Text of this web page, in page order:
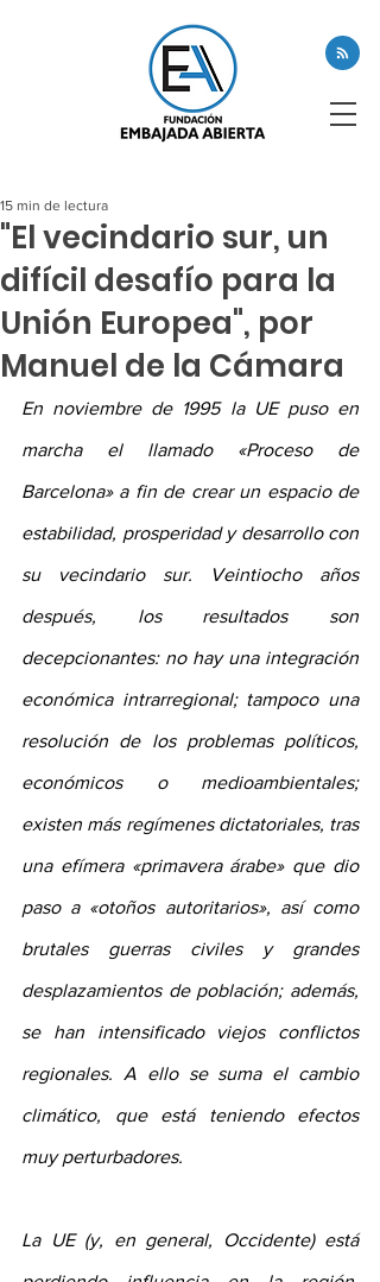
"El vecindario sur, un
difícil desafío para la
Unión Europea", por
Manuel de la Cámara
15 min de lectura
En noviembre de 1995 la UE puso en
marcha el llamado «Proceso de
Barcelona» a fin de crear un espacio de
estabilidad, prosperidad y desarrollo con
su vecindario sur. Veintiocho años
después, los resultados son
decepcionantes: no hay una integración
económica intrarregional; tampoco una
resolución de los problemas políticos,
económicos o medioambientales;
existen más regímenes dictatoriales, tras
una efímera «primavera árabe» que dio
paso a «otoños autoritarios», así como
brutales guerras civiles y grandes
desplazamientos de población; además,
se han intensificado viejos conflictos
regionales. A ello se suma el cambio
climático, que está teniendo efectos
muy perturbadores.
La UE (y, en general, Occidente) está